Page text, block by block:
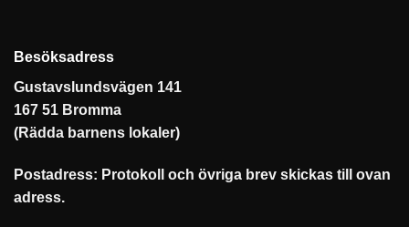
Besöksadress
Gustavslundsvägen 141
167 51 Bromma
(Rädda barnens lokaler)
Postadress: Protokoll och övriga brev skickas till ovan
adress.